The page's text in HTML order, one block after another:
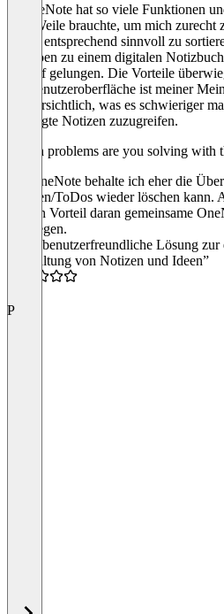
1. OneNote hat so viele Funktionen
eine Weile brauchte, um mich
Daten entsprechend sinnvoll zu
analgoen zu einem digitalen
Anlauf gelungen. Die Vorteile
DieBenutzeroberfläche ist meiner
unübersichtlich, was es schwieriger
benötigte Notizen zuzugreifen.
Which problems are you solving with
Mit OneNote behalte ich eher die
Notizen/ToDos wieder löschen kann.
großen Vorteil daran gemeinsame
anzulegen.
“Eine benutzerfreundliche Lösung
Verwaltung von Notizen und Ideen”
P